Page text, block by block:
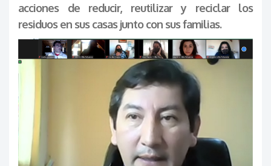
acciones de reducir, reutilizar y reciclar los
residuos en sus casas junto con sus familias.